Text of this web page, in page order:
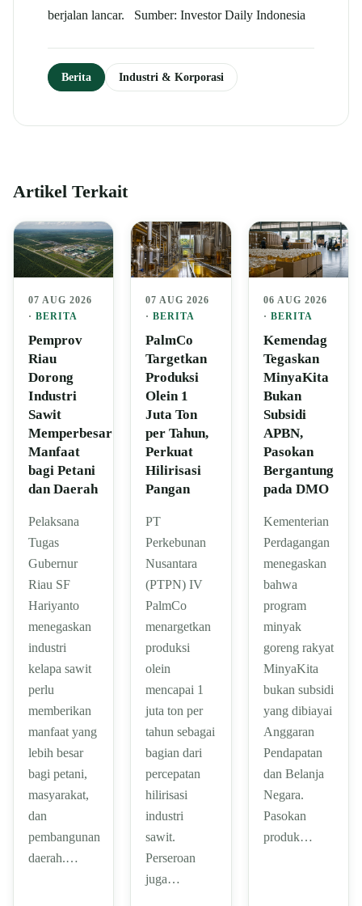
berjalan lancar. Sumber: Investor Daily Indonesia
Berita Industri & Korporasi
Artikel Terkait
07 AUG 2026
· BERITA
Pemprov
Riau
Dorong
Industri
Sawit
Memperbesar
Manfaat
bagi Petani
dan Daerah
Pelaksana
Tugas
Gubernur
Riau SF
Hariyanto
menegaskan
industri
kelapa sawit
perlu
memberikan
manfaat yang
lebih besar
bagi petani,
masyarakat,
dan
pembangunan
daerah.…
07 AUG 2026
·BERITA
PalmCo
Targetkan
Produksi
Olein 1
Juta Ton
per Tahun,
Perkuat
Hilirisasi
Pangan
PT
Perkebunan
Nusantara
(PTPN) IV
PalmCo
menargetkan
produksi
olein
mencapai 1
juta ton per
tahun sebagai
bagian dari
percepatan
hilirisasi
industri
sawit.
Perseroan
juga…
06 AUG 2026
· BERITA
Kemendag
Tegaskan
MinyaKita
Bukan
Subsidi
APBN,
Pasokan
Bergantung
pada DMO
Kementerian
Perdagangan
menegaskan
bahwa
program
minyak
goreng rakyat
MinyaKita
bukan subsidi
yang dibiayai
Anggaran
Pendapatan
dan Belanja
Negara.
Pasokan
produk…